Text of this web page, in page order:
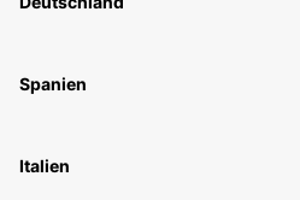
Spanien
Italien